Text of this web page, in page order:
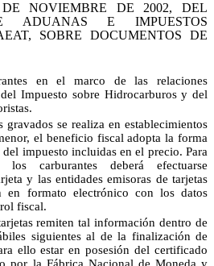
NOVIEMBRE DE 2002, DEL
ADUANAS E IMPUESTOS
SOBRE DOCUMENTOS DE
en el marco de las relaciones
Impuesto sobre Hidrocarburos y del
se realiza en establecimientos
el beneficio fiscal adopta la forma
impuesto incluidas en el precio. Para
carburantes deberá efectuarse
y las entidades emisoras de tarjetas
en formato electrónico con los datos
fiscal.
remiten tal información dentro de
siguientes al de la finalización de
ello estar en posesión del certificado